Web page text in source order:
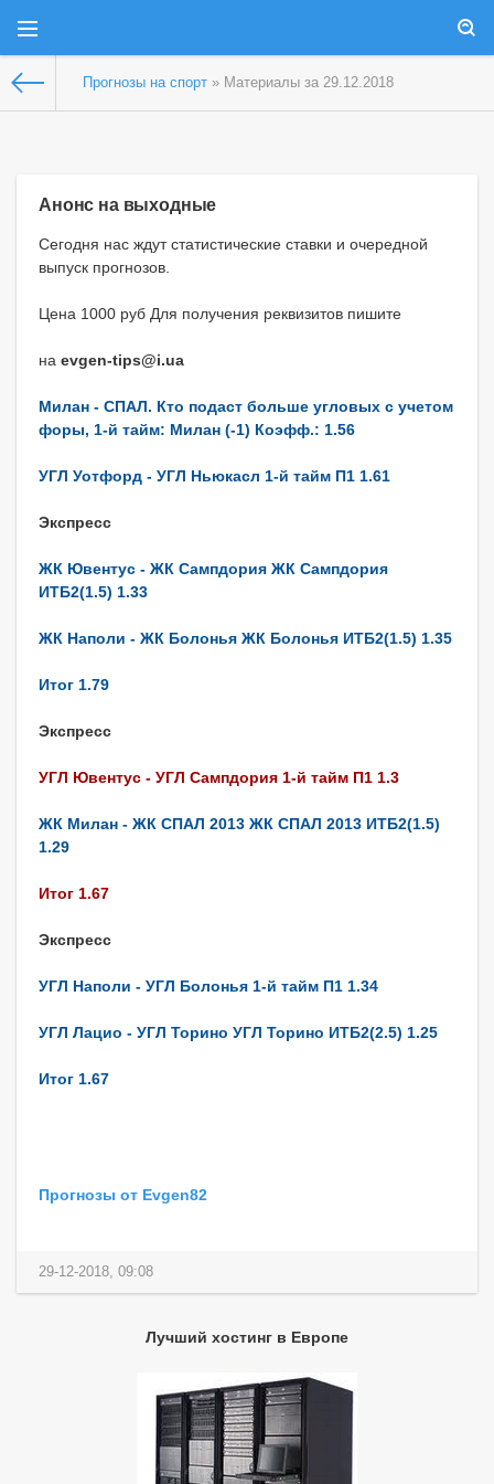
Прогнозы на спорт » Материалы за 29.12.2018
Анонс на выходные
Сегодня нас ждут статистические ставки и очередной
выпуск прогнозов.
Цена 1000 руб Для получения реквизитов пишите
на evgen-tips@i.ua
Милан - СПАЛ. Кто подаст больше угловых с учетом
форы, 1-й тайм: Милан (-1) Коэфф.: 1.56
УГЛ Уотфорд - УГЛ Ньюкасл 1-й тайм П1 1.61
Экспресс
ЖК Ювентус - ЖК Сампдория ЖК Сампдория
ИТБ2(1.5) 1.33
ЖК Наполи - ЖК Болонья ЖК Болонья ИТБ2(1.5) 1.35
Итог 1.79
Экспресс
УГЛ Ювентус - УГЛ Сампдория 1-й тайм П1 1.3
ЖК Милан - ЖК СПАЛ 2013 ЖК СПАЛ 2013 ИТБ2(1.5)
1.29
Итог 1.67
Экспресс
УГЛ Наполи - УГЛ Болонья 1-й тайм П1 1.34
УГЛ Лацио - УГЛ Торино УГЛ Торино ИТБ2(2.5) 1.25
Итог 1.67
Прогнозы от Evgen82
29-12-2018, 09:08
Лучший хостинг в Европе